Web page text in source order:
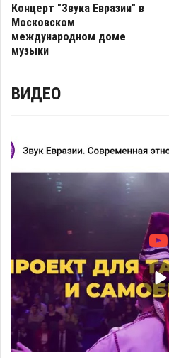
Концерт "Звука Евразии" в
Московском
международном доме
музыки
ВИДЕО